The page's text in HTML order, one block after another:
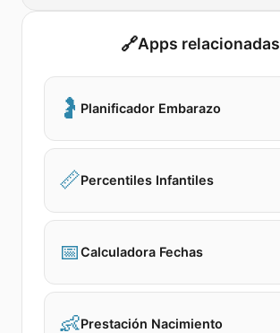
🔗Apps relacionadas
🤰 Planificador Embarazo
📏Percentiles Infantiles
📅Calculadora Fechas
👶Prestación Nacimiento